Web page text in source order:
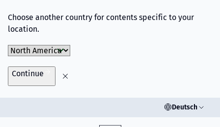
Choose another country for contents specific to your
location.
Choose Market
Continue
Deutsch